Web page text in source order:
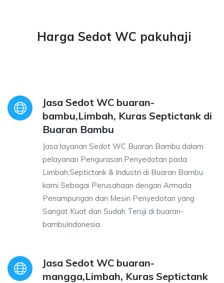
Harga Sedot WC pakuhaji
Jasa Sedot WC buaran-
bambu,Limbah, Kuras Septictank di
Buaran Bambu
Jasa layanan Sedot WC Buaran Bambu dalam
pelayanan Pengurasan,Penyedotan pada
Limbah,Septictank & Industri di Buaran Bambu
kami Sebagai Perusahaan dengan Armada
Penampungan dan Mesin Penyedotan yang
Sangat Kuat dan Sudah Teruji di buaran-
bambuIndonesia.
Jasa Sedot WC buaran-
mangga,Limbah, Kuras Septictank